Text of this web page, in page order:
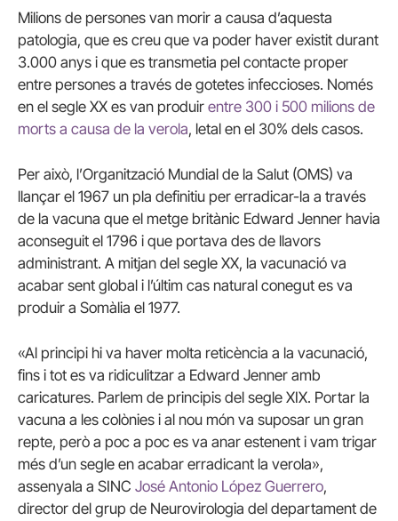
Milions de persones van morir a causa d’aquesta
patologia, que es creu que va poder haver existit durant
3.000 anys i que es transmetia pel contacte proper
entre persones a través de gotetes infeccioses. Només
en el segle XX es van produir entre 300 i 500 milions de
morts a causa de la verola, letal en el 30% dels casos.
Per això, l’Organització Mundial de la Salut (OMS) va
llançar el 1967 un pla definitiu per erradicar-la a través
de la vacuna que el metge britànic Edward Jenner havia
aconseguit el 1796 i que portava des de llavors
administrant. A mitjan del segle XX, la vacunació va
acabar sent global i l’últim cas natural conegut es va
produir a Somàlia el 1977.
«Al principi hi va haver molta reticència a la vacunació,
fins i tot es va ridiculitzar a Edward Jenner amb
caricatures. Parlem de principis del segle XIX. Portar la
vacuna a les colònies i al nou món va suposar un gran
repte, però a poc a poc es va anar estenent i vam trigar
més d’un segle en acabar erradicant la verola»,
assenyala a SINC José Antonio López Guerrero,
director del grup de Neurovirologia del departament de